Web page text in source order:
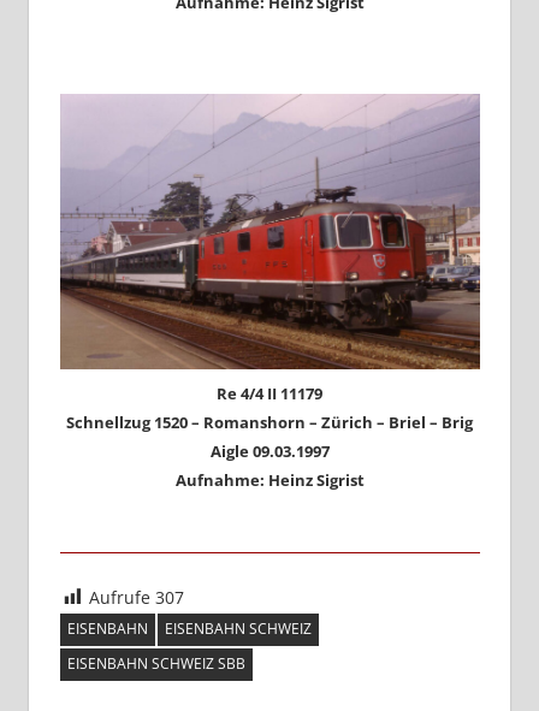
Re 4/4 II 11179
Schnellzug 1520 – Romanshorn – Zürich – Briel – Brig
Aigle 09.03.1997
Aufnahme: Heinz Sigrist
Aufrufe 307
EISENBAHN
EISENBAHN SCHWEIZ
EISENBAHN SCHWEIZ SBB